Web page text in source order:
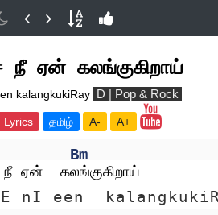
நீ ஏன் கலங்குகிறாய்
kalangkukiRay D | Pop & Rock
Lyrics தமிழ் A- A+
Bm
ஏன்  கலங்குகிறாய்
nI een